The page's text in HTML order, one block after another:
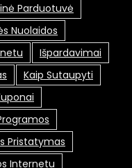
Parduotuvė
Nuolaidos
Išpardavimai
Kaip Sutaupyti
Pristatymas
Internetu